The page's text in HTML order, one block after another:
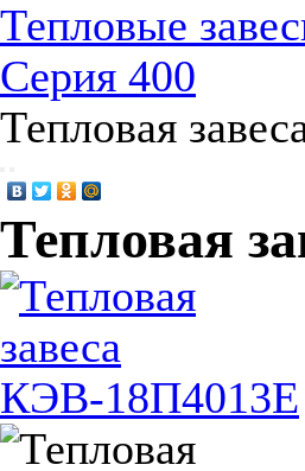
Тепловые
Серия 400
Тепловая
Тепловая